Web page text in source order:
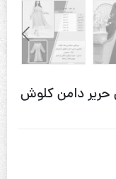
دامن کلوش